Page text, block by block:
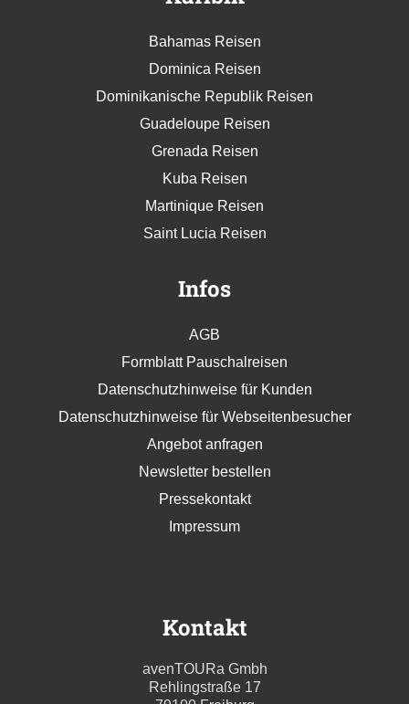
Bahamas Reisen
Dominica Reisen
Dominikanische Republik Reisen
Guadeloupe Reisen
Grenada Reisen
Kuba Reisen
Martinique Reisen
Saint Lucia Reisen
Infos
AGB
Formblatt Pauschalreisen
Datenschutzhinweise für Kunden
Datenschutzhinweise für Webseitenbesucher
Angebot anfragen
Newsletter bestellen
Pressekontakt
Impressum
Kontakt
avenTOURa Gmbh
Rehlingstraße 17